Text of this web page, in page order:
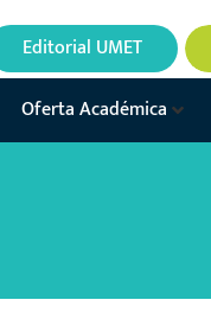
Editorial UMET
Oferta Académica